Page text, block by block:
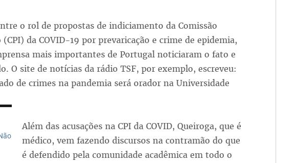
o rol de propostas de indiciamento da Comissão
da COVID-19 por prevaricação e crime de epidemia,
mais importantes de Portugal noticiaram o fato e
O site de notícias da rádio TSF, por exemplo, escreveu:
de crimes na pandemia será orador na Universidade
Além das acusações na CPI da COVID, Queiroga, que é
médico, vem fazendo discursos na contramão do que
é defendido pela comunidade acadêmica em todo o